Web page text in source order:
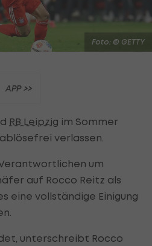
Foto: © GETTY
APP >>
RB Leipzig im Sommer
verlassen.
um
auf Rocco Reitz als
eine vollständige Einigung
unterschreibt Rocco